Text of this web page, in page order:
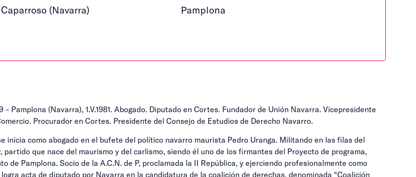
Caparroso (Navarra) Pamplona
– Pamplona (Navarra), 1.V.1981. Abogado. Diputado en Cortes. Fundador de Unión Navarra. Vicepresidente
Procurador en Cortes. Presidente del Consejo de Estudios de Derecho Navarro.
inicia como abogado en el bufete del político navarro maurista Pedro Uranga. Militando en las filas del
que nace del maurismo y del carlismo, siendo él uno de los firmantes del Proyecto de programa,
de Pamplona. Socio de la A.C.N. de P, proclamada la II República, y ejerciendo profesionalmente como
acta de diputado por Navarra en la candidatura de la coalición de derechas, denominada “Coalición